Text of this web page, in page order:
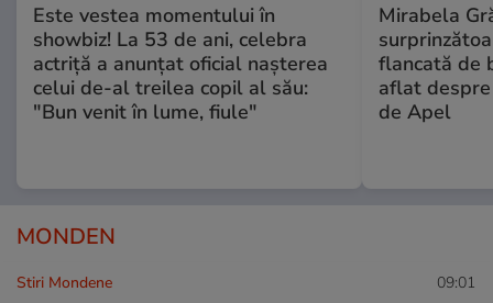
Este vestea momentului în
showbiz! La 53 de ani, celebra
actriță a anunțat oficial nașterea
celui de-al treilea copil al său:
"Bun venit în lume, fiule"
Mirabela
flancată de
aflat
de Apel
MONDEN
Stiri Mondene 09:01